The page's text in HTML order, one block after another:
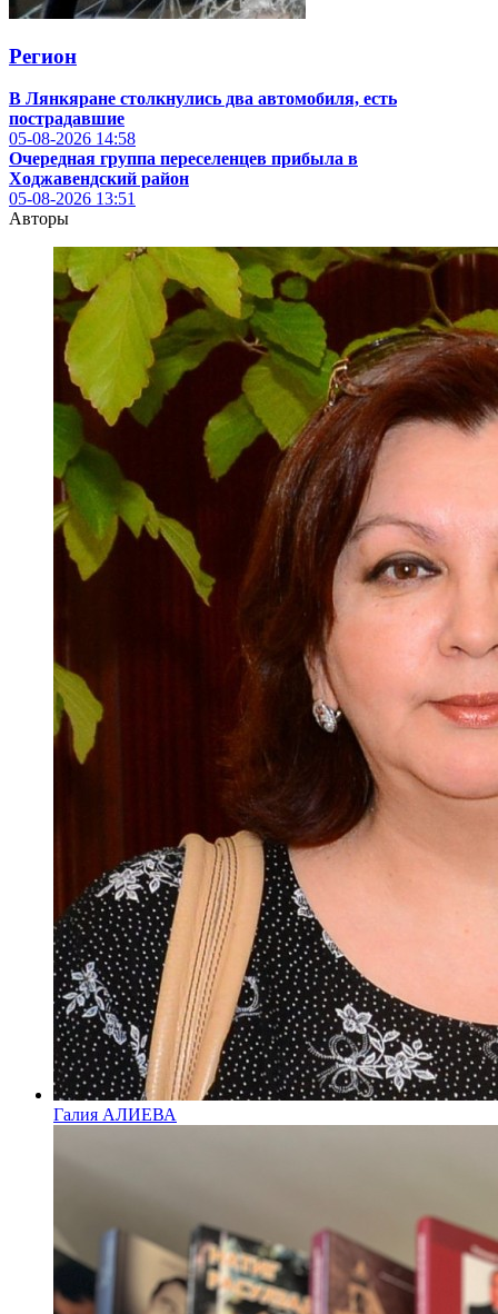
Регион
В Лянкяране столкнулись два автомобиля, есть
пострадавшие
05-08-2026 14:58
Очередная группа переселенцев прибыла в
Ходжавендский район
05-08-2026 13:51
Авторы
Галия АЛИЕВА